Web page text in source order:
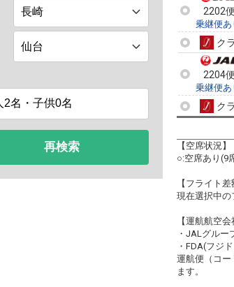
再検索
2202便
乗継便あ
ク
2204便
乗継便あ
ク
2204
乗継便あ
2206
乗継便あ
ク
2210
乗継便あ
【空席状況】
○:空席あり
【フライト差
現在選択中の
【運航航空会
・JALグルー
・FDA(フジ
運航便（コー
ます。